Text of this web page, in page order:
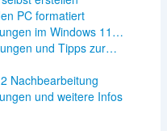
PC formatiert
im Windows 11…
und Tipps zur…
Nachbearbeitung
und weitere Infos